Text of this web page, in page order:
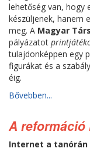
lehetőség van, hogy
készüljenek, hanem
meg. A Magyar
pályázatot
tulajdonképpen egy
figurákat és a
éig.
Bővebben...
A reformáció
Internet a tanórán